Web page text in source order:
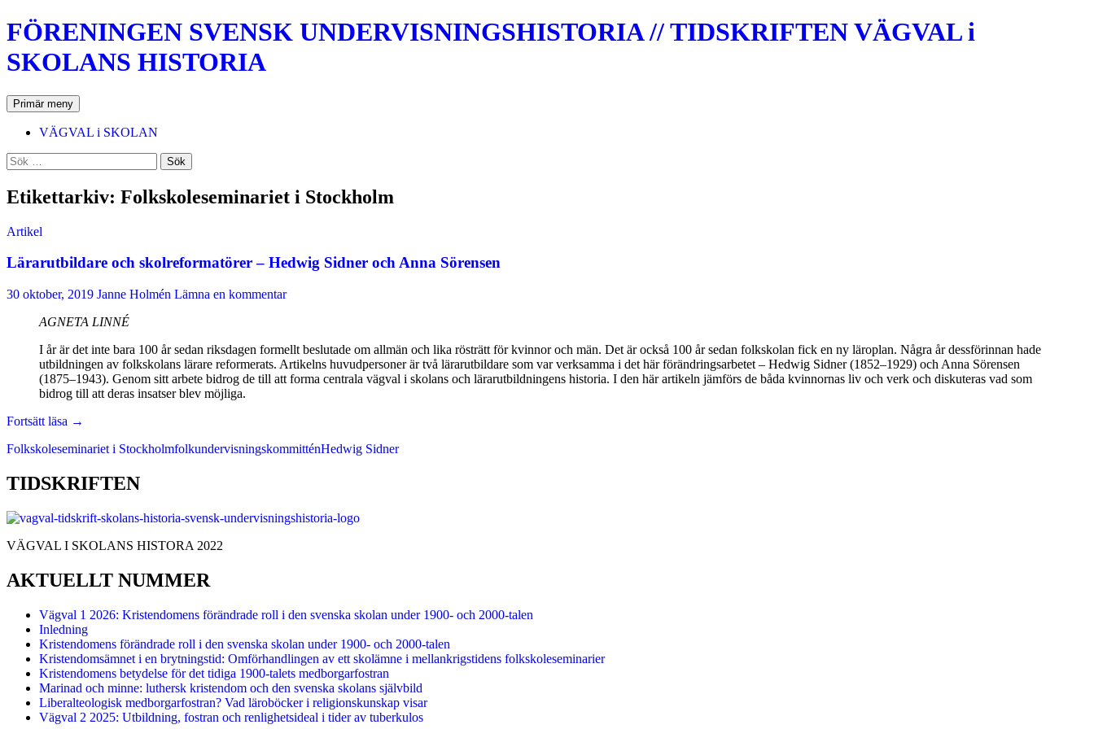
Hoppa
till
innehåll
FÖRENINGEN SVENSK UNDERVISNINGSHISTORIA // TIDSKRIFTEN VÄGVAL i
SKOLANS HISTORIA
SökPrimär meny
VÄGVAL i SKOLAN
Sök
efter:
Etikettarkiv: Folkskoleseminariet i Stockholm
Artikel
Lärarutbildare och skolreformatörer – Hedwig Sidner och Anna Sörensen
30 oktober, 2019 Janne Holmén Lämna en kommentar
AGNETA LINNÉ
I år är det inte bara 100 år sedan riksdagen formellt beslutade om allmän och lika rösträtt för kvinnor och män. Det är också 100 år sedan folkskolan fick en ny läroplan. Några år dessförinnan hade
utbildningen av folkskolans lärare reformerats. Artikelns huvudpersoner är två lärarutbildare som var verksamma i det här förändringsarbetet – Hedwig Sidner (1852–1929) och Anna Sörensen
(1875–1943). Genom sitt arbete bidrog de till att forma centrala vägval i skolans och lärarutbildningens historia. I den här artikeln jämförs de båda kvinnornas liv och verk och diskuteras vad som
bidrog till att deras insatser blev möjliga.
Fortsätt läsa Lärarutbildare
skolreformatörer
Hedwig
Sidner
Anna
→
Folkskoleseminariet i StockholmfolkundervisningskommitténHedwig Sidner
TIDSKRIFTEN
VÄGVAL I SKOLANS HISTORA 2022
AKTUELLT NUMMER
Vägval 1 2026: Kristendomens förändrade roll i den svenska skolan under 1900- och 2000-talen
Inledning
Kristendomens förändrade roll i den svenska skolan under 1900- och 2000-talen
Kristendomsämnet i en brytningstid: Omförhandlingen av ett skolämne i mellankrigstidens folkskoleseminarier
Kristendomens betydelse för det tidiga 1900-talets medborgarfostran
Marinad och minne: luthersk kristendom och den svenska skolans självbild
Liberalteologisk medborgarfostran? Vad läroböcker i religionskunskap visar
Vägval 2 2025: Utbildning, fostran och renlighetsideal i tider av tuberkulos